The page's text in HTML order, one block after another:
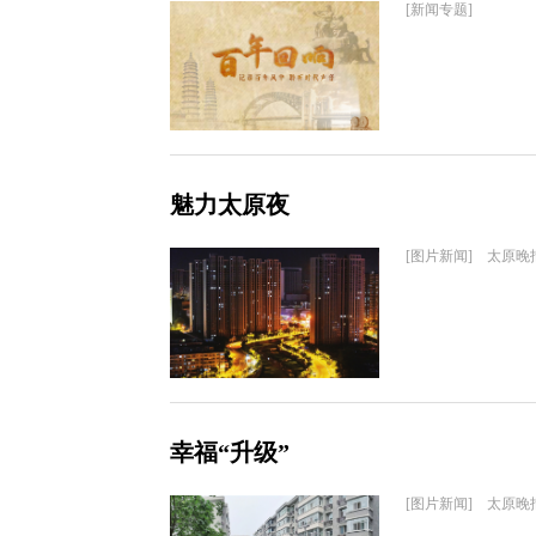
[新闻专题]
魅力太原夜
[图片新闻] 太原晚
幸福“升级”
[图片新闻] 太原晚